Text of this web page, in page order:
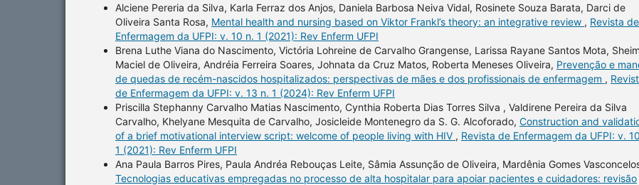
Alciene Pereria da Silva, Karla Ferraz dos Anjos, Daniela Barbosa Neiva Vidal, Rosinete Souza Barata, Darci de
Oliveira Santa Rosa, Mental health and nursing based on Viktor Frankl’s theory: an integrative review , Revista de
Enfermagem da UFPI: v. 10 n. 1 (2021): Rev Enferm UFPI
Brena Luthe Viana do Nascimento, Victória Lohreine de Carvalho Grangense, Larissa Rayane Santos Mota,
Maciel de Oliveira, Andréia Ferreira Soares, Johnata da Cruz Matos, Roberta Meneses Oliveira, Prevenção e
de quedas de recém-nascidos hospitalizados: perspectivas de mães e dos profissionais de enfermagem ,
de Enfermagem da UFPI: v. 13 n. 1 (2024): Rev Enferm UFPI
Priscilla Stephanny Carvalho Matias Nascimento, Cynthia Roberta Dias Torres Silva , Valdirene Pereira da Silva
Carvalho, Khelyane Mesquita de Carvalho, Josicleide Montenegro da S. G. Alcoforado, Construction and
of a brief motivational interview script: welcome of people living with HIV , Revista de Enfermagem da UFPI: v.
1 (2021): Rev Enferm UFPI
Ana Paula Barros Pires, Paula Andréa Rebouças Leite, Sâmia Assunção de Oliveira, Mardênia Gomes
Tecnologias educativas empregadas no processo de alta hospitalar para apoiar pacientes e cuidadores: revisão